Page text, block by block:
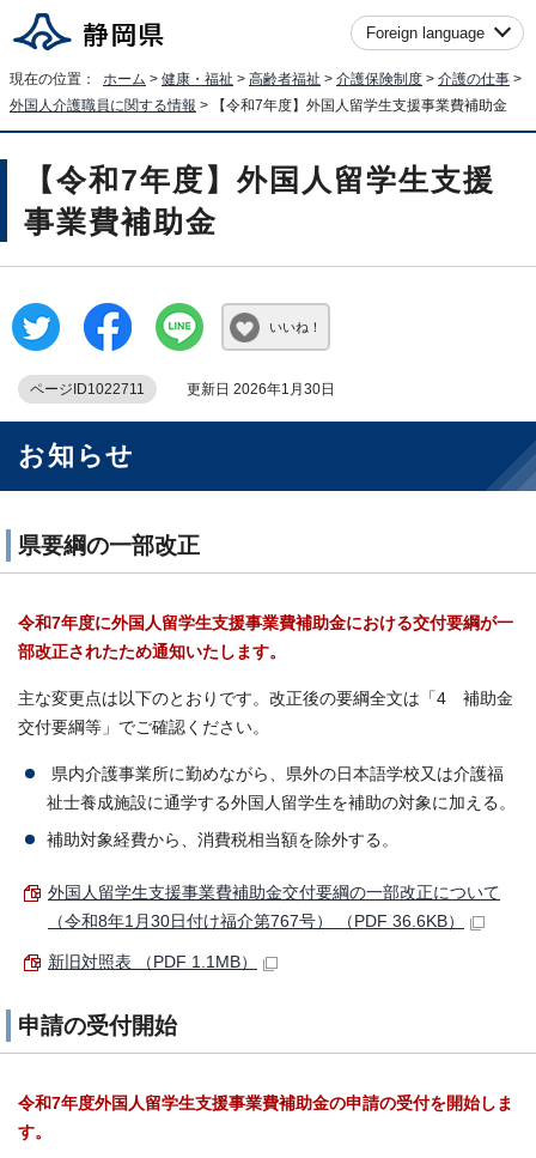
Foreign language
現在の位置： ホーム > 健康・福祉 > 高齢者福祉 > 介護保険制度 > 介護の仕事 >
外国人介護職員に関する情報 > 【令和7年度】外国人留学生支援事業費補助金
【令和7年度】外国人留学生支援
事業費補助金
いいね！
ページID1022711 更新日 2026年1月30日
お知らせ
県要綱の一部改正
令和7年度に外国人留学生支援事業費補助金における交付要綱が一
部改正されたため通知いたします。
主な変更点は以下のとおりです。改正後の要綱全文は「4 補助金
交付要綱等」でご確認ください。
県内介護事業所に勤めながら、県外の日本語学校又は介護福
祉士養成施設に通学する外国人留学生を補助の対象に加える。
補助対象経費から、消費税相当額を除外する。
外国人留学生支援事業費補助金交付要綱の一部改正について
（令和8年1月30日付け福介第767号） （PDF 36.6KB）
新旧対照表 （PDF 1.1MB）
申請の受付開始
令和7年度外国人留学生支援事業費補助金の申請の受付を開始しま
す。